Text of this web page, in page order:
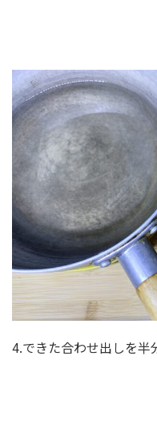
4.できた合わせ出しを半